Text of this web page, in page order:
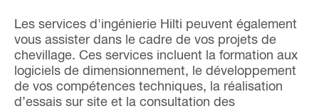
Les services d'ingénierie Hilti peuvent également
vous assister dans le cadre de vos projets de
chevillage. Ces services incluent la formation aux
logiciels de dimensionnement, le développement
de vos compétences techniques, la réalisation
d’essais sur site et la consultation des